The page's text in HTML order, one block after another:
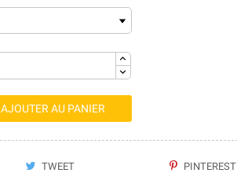
AJOUTER AU PANIER
TWEET PINTEREST